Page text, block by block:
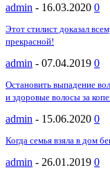
admin - 16.03.2020 0
Этот стилист доказал
прекрасной!
admin - 07.04.2019 0
Остановить выпадение
и здоровые волосы за
admin - 15.06.2020 0
Когда семья взяла в дом
admin - 26.01.2019 0